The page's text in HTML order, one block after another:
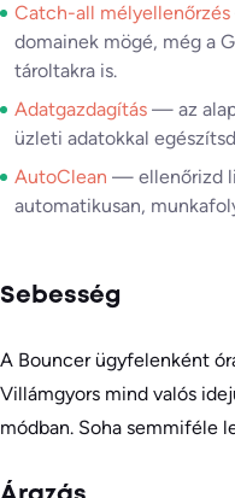
Catch-all mélyellenőrzés
domainek mögé, még a
tároltakra is.
Adatgazdagítás — az
üzleti adatokkal
AutoClean — ellenőrizd
automatikusan,
Sebesség
A Bouncer ügyfelenként
Villámgyors mind valós
módban. Soha semmiféle